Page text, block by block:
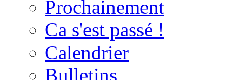
Prochainement
Ca s'est passé !
Calendrier
Bulletins